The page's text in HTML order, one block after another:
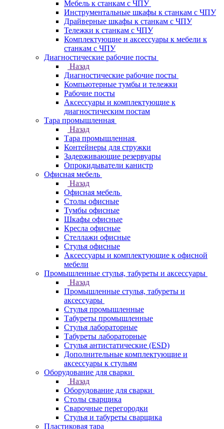
Мебель к станкам с ЧПУ
Инструментальные шкафы к станкам с ЧПУ
Драйверные шкафы к станкам с ЧПУ
Тележки к станкам с ЧПУ
Комплектующие и аксессуары к мебели к
станкам с ЧПУ
Диагностические рабочие посты
Назад
Диагностические рабочие посты
Компьютерные тумбы и тележки
Рабочие посты
Аксессуары и комплектующие к
диагностическим постам
Тара промышленная
Назад
Тара промышленная
Контейнеры для стружки
Задерживающие резервуары
Опрокидыватели канистр
Офисная мебель
Назад
Офисная мебель
Столы офисные
Тумбы офисные
Шкафы офисные
Кресла офисные
Стеллажи офисные
Стулья офисные
Аксессуары и комплектующие к офисной
мебели
Промышленные стулья, табуреты и аксессуары
Назад
Промышленные стулья, табуреты и
аксессуары
Стулья промышленные
Табуреты промышленные
Стулья лабораторные
Табуреты лабораторные
Стулья антистатические (ESD)
Дополнительные комплектующие и
аксессуары к стульям
Оборудование для сварки
Назад
Оборудование для сварки
Столы сварщика
Сварочные перегородки
Стулья и табуреты сварщика
Пластиковая тара